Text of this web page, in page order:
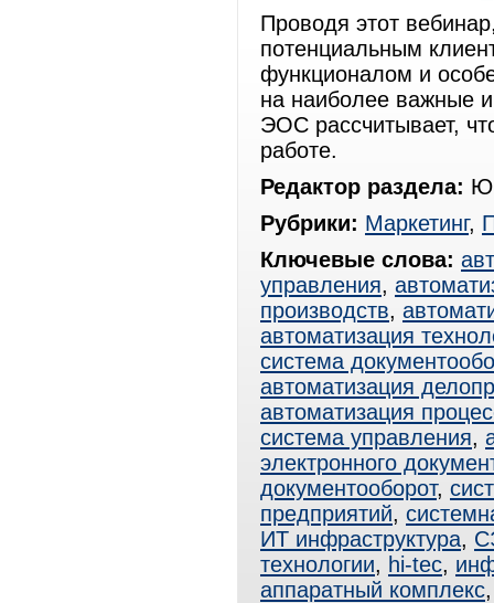
Проводя этот
потенциальным
функционалом и
на наиболее важные
ЭОС рассчитывает,
работе.
Редактор раздела:
Рубрики: Маркетинг,
Ключевые слова:
управления,
производств,
автоматизация
система
автоматизация
автоматизация
система управления,
электронного
документооборот,
предприятий,
ИТ инфраструктура,
технологии, hi-tec,
аппаратный комплекс